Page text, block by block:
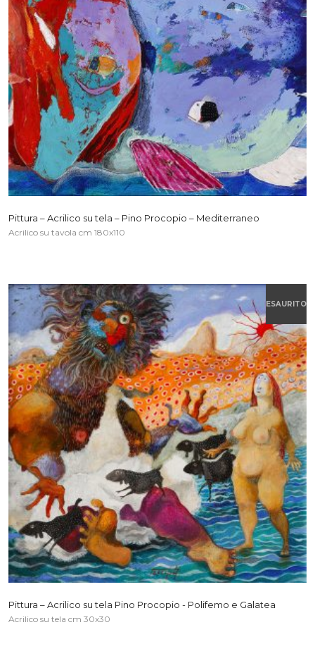
Pittura – Acrilico su tela – Pino Procopio – Mediterraneo
Acrilico su tavola cm 180x110
ESAURITO
Pittura – Acrilico su tela Pino Procopio - Polifemo e Galatea
Acrilico su tela cm 30x30